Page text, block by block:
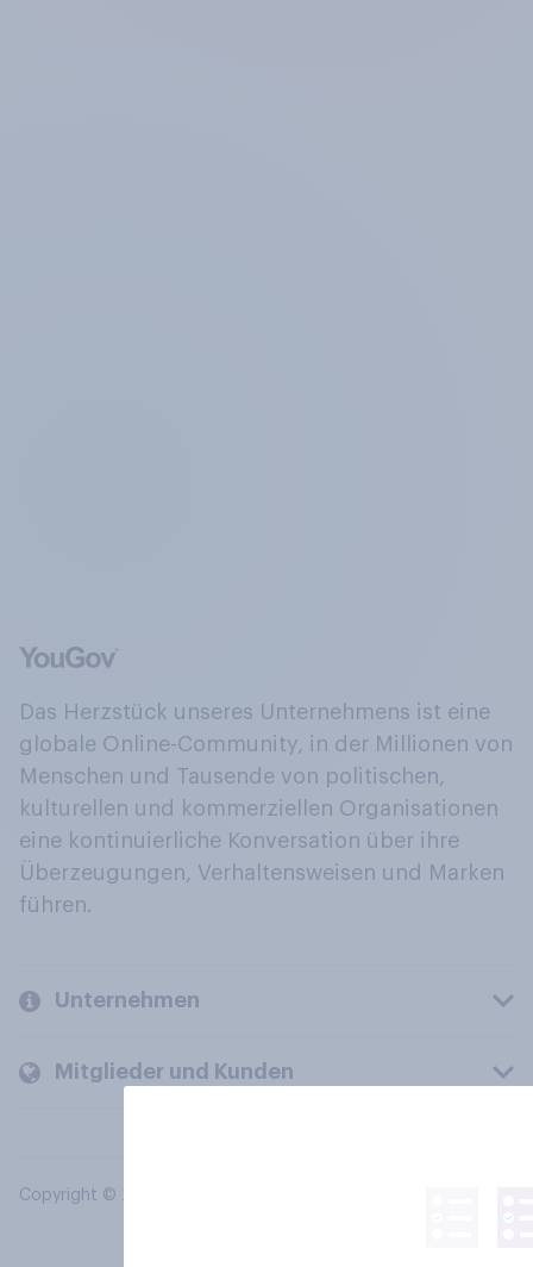
Das Herzstück unseres Unternehmens ist eine
globale Online-Community, in der Millionen von
Menschen und Tausende von politischen,
kulturellen und kommerziellen Organisationen
eine kontinuierliche Konversation über ihre
Überzeugungen, Verhaltensweisen und Marken
führen.
Unternehmen
Mitglieder und Kunden
Copyright © 2026 YouGov PLC. Alle Rechte vorbehalten.